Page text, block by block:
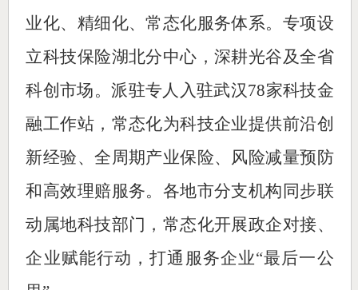
业化、精细化、常态化服务体系。专项设
立科技保险湖北分中心，深耕光谷及全省
科创市场。派驻专人入驻武汉78家科技金
融工作站，常态化为科技企业提供前沿创
新经验、全周期产业保险、风险减量预防
和高效理赔服务。各地市分支机构同步联
动属地科技部门，常态化开展政企对接、
企业赋能行动，打通服务企业“最后一公